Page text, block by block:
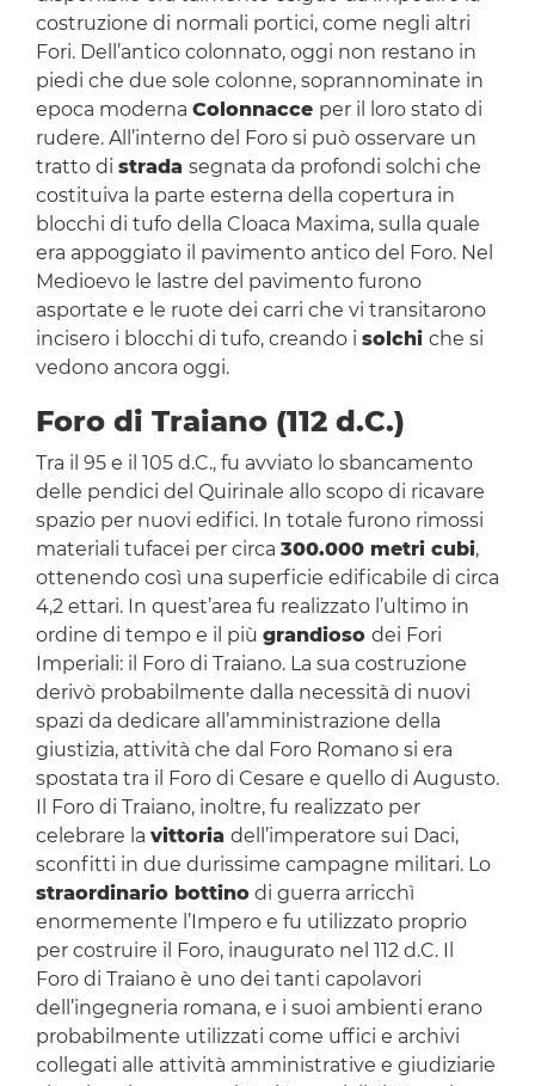
costruzione di normali portici, come negli altri
Fori. Dell’antico colonnato, oggi non restano in
piedi che due sole colonne, soprannominate in
epoca moderna Colonnacce per il loro stato di
rudere. All’interno del Foro si può osservare un
tratto di strada segnata da profondi solchi che
costituiva la parte esterna della copertura in
blocchi di tufo della Cloaca Maxima, sulla quale
era appoggiato il pavimento antico del Foro. Nel
Medioevo le lastre del pavimento furono
asportate e le ruote dei carri che vi transitarono
incisero i blocchi di tufo, creando i solchi che si
vedono ancora oggi.
Foro di Traiano (112 d.C.)
Tra il 95 e il 105 d.C., fu avviato lo sbancamento
delle pendici del Quirinale allo scopo di ricavare
spazio per nuovi edifici. In totale furono rimossi
materiali tufacei per circa 300.000 metri cubi,
ottenendo così una superficie edificabile di circa
4,2 ettari. In quest’area fu realizzato l’ultimo in
ordine di tempo e il più grandioso dei Fori
Imperiali: il Foro di Traiano. La sua costruzione
derivò probabilmente dalla necessità di nuovi
spazi da dedicare all’amministrazione della
giustizia, attività che dal Foro Romano si era
spostata tra il Foro di Cesare e quello di Augusto.
Il Foro di Traiano, inoltre, fu realizzato per
celebrare la vittoria dell’imperatore sui Daci,
sconfitti in due durissime campagne militari. Lo
straordinario bottinodi guerra arricchì
enormemente l’Impero e fu utilizzato proprio
per costruire il Foro, inaugurato nel 112 d.C. Il
Foro di Traiano è uno dei tanti capolavori
dell’ingegneria romana, e i suoi ambienti erano
probabilmente utilizzati come uffici e archivi
collegati alle attività amministrative e giudiziarie